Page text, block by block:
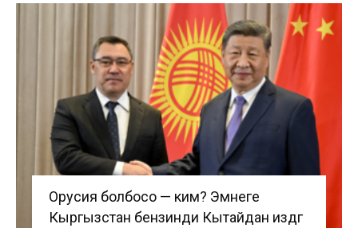
Орусия болбосо — ким? Эмнеге
Кыргызстан бензинди Кытайдан издөөгө